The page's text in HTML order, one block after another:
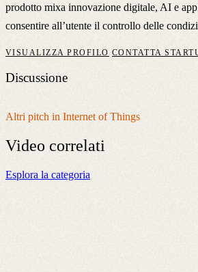
prodotto mixa innovazione digitale, AI e
consentire all’utente il controllo delle
VISUALIZZA PROFILO CONTATTA
Discussione
Altri pitch in Internet of Things
Video correlati
Esplora la categoria